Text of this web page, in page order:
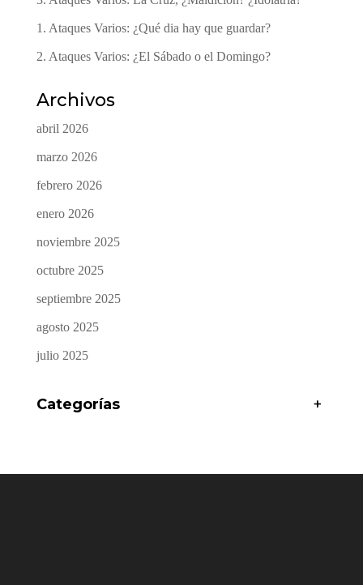
1. Ataques Varios: ¿Qué dia hay que guardar?
2. Ataques Varios: ¿El Sábado o el Domingo?
Archivos
abril 2026
marzo 2026
febrero 2026
enero 2026
noviembre 2025
octubre 2025
septiembre 2025
agosto 2025
julio 2025
Categorías +